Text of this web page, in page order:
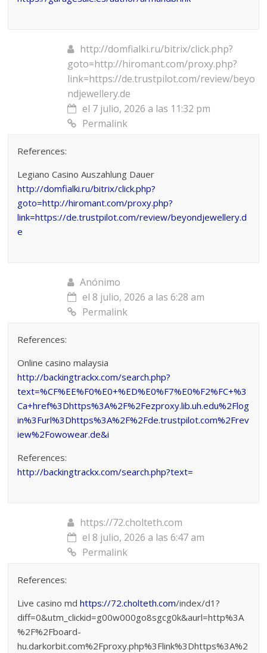
http://domfialki.ru/bitrix/click.php?
goto=http://hiromant.com/proxy.php?
link=https://de.trustpilot.com/review/beyo
ndjewellery.de
el 7 julio, 2026 a las 11:32 pm
Permalink
References:
Legiano Casino Auszahlung Dauer
http://domfialki.ru/bitrix/click.php?
goto=http://hiromant.com/proxy.php?
link=https://de.trustpilot.com/review/beyondjewellery.d
e
Anónimo
el 8 julio, 2026 a las 6:28 am
Permalink
References:
Online casino malaysia
http://backingtrackx.com/search.php?
text=%CF%EE%F0%E0+%ED%E0%F7%E0%F2%FC+%3
Ca+href%3Dhttps%3A%2F%2Fezproxy.lib.uh.edu%2Flog
in%3Furl%3Dhttps%3A%2F%2Fde.trustpilot.com%2Frev
iew%2Fowowear.de&i
References:
http://backingtrackx.com/search.php?text=
https://72.cholteth.com
el 8 julio, 2026 a las 6:47 am
Permalink
References:
Live casino mdhttps://72.cholteth.com/index/d1?
diff=0&utm_clickid=g00w000go8sgcg0k&aurl=http%3A
%2F%2Fboard-
hu.darkorbit.com%2Fproxy.php%3Flink%3Dhttps%3A%2